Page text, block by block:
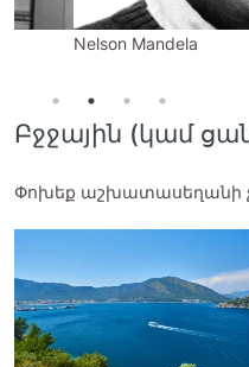
Nelson Mandela
Բջջային (կամ
Փոխեք աշխատասեղանի